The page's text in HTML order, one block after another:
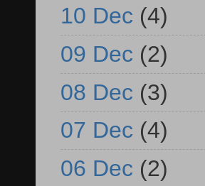
10 Dec (4)
09 Dec (2)
08 Dec (3)
07 Dec (4)
06 Dec (2)